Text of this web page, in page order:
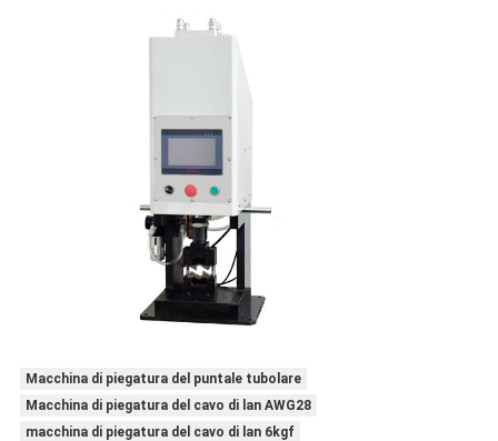
Macchina di piegatura del puntale tubolare
Macchina di piegatura del cavo di lan AWG28
macchina di piegatura del cavo di lan 6kgf